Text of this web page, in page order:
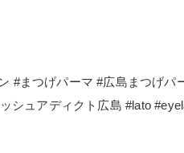
まつげパーマ #広島まつげパ
シュアディクト広島 #lato